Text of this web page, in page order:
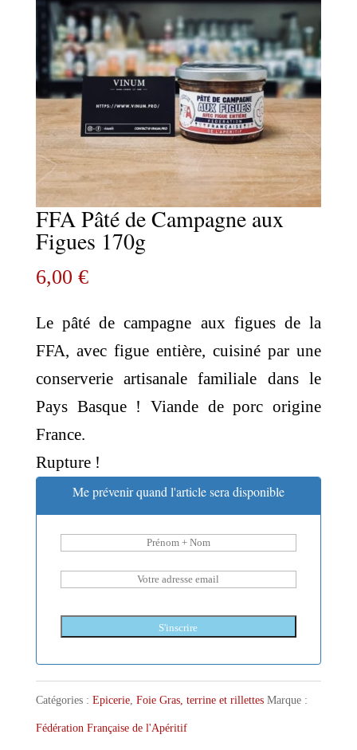
FFA Pâté de Campagne aux
Figues 170g
6,00 €
Le pâté de campagne aux figues de la
FFA, avec figue entière, cuisiné par une
conserverie artisanale familiale dans le
Pays Basque ! Viande de porc origine
France.
Rupture !
Me prévenir quand l'article sera disponible
S'inscrire
Catégories : Epicerie, Foie Gras, terrine et rillettes Marque :
Fédération Française de l'Apéritif